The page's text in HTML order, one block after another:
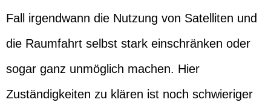
Fall irgendwann die Nutzung von Satelliten und
die Raumfahrt selbst stark einschränken oder
sogar ganz unmöglich machen. Hier
Zuständigkeiten zu klären ist noch schwieriger